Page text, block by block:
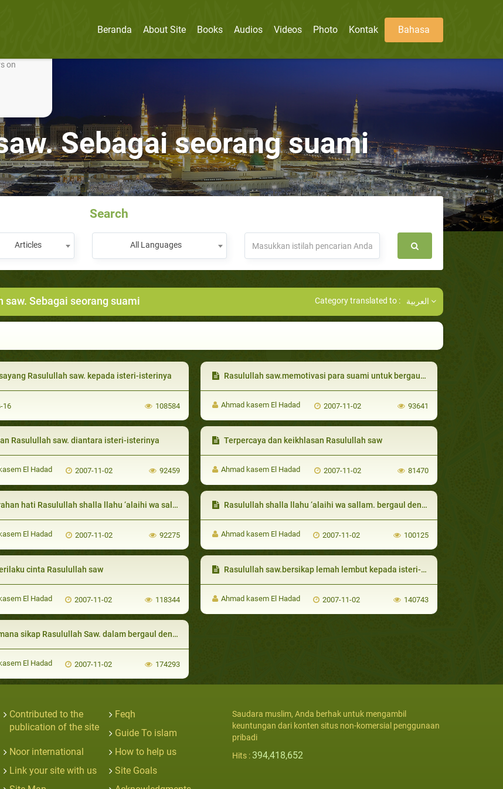
it.
on
Beranda About Site Books Audios Videos Photo Kontak Bahasa
Sebagai seorang suami
Search
Articles All Languages
saw. Sebagai seorang suami Category translated to :
Rasulullah saw. kepada isteri-isterinya
16 108584
Rasulullah saw.memotivasi para suami untuk bergaul dengan cara yang baik terhadap isteri-isteri mereka
Ahmad kasem El Hadad 2007-11-02 93641
Rasulullah saw. diantara isteri-isterinya
El Hadad 2007-11-02 92459
Terpercaya dan keikhlasan Rasulullah saw
Ahmad kasem El Hadad 2007-11-02 81470
Rasulullah shalla llahu ‘alaihi wa sallam.dalam menyikapi kesalahan-kesalahan para isterinya
El Hadad 2007-11-02 92275
Rasulullah shalla llahu ‘alaihi wa sallam. bergaul dengan baik dengan para isterinya
Ahmad kasem El Hadad 2007-11-02 100125
cinta Rasulullah saw
El Hadad 2007-11-02 118344
Rasulullah saw.bersikap lemah lembut kepada isteri-isterinya
Ahmad kasem El Hadad 2007-11-02 140743
sikap Rasulullah Saw. dalam bergaul dengan para isterinya
El Hadad 2007-11-02 174293
Contributed to the
publication of the site
Feqh
Guide To islam
Noor international
How to help us
Link your site with us
Site Goals
Saudara muslim, Anda berhak untuk mengambil
keuntungan dari konten situs non-komersial penggunaan
pribadi
Hits : 394,418,652